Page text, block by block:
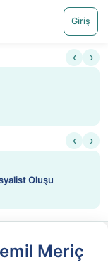
Giriş
‹ ›
‹ ›
▶
Meriç